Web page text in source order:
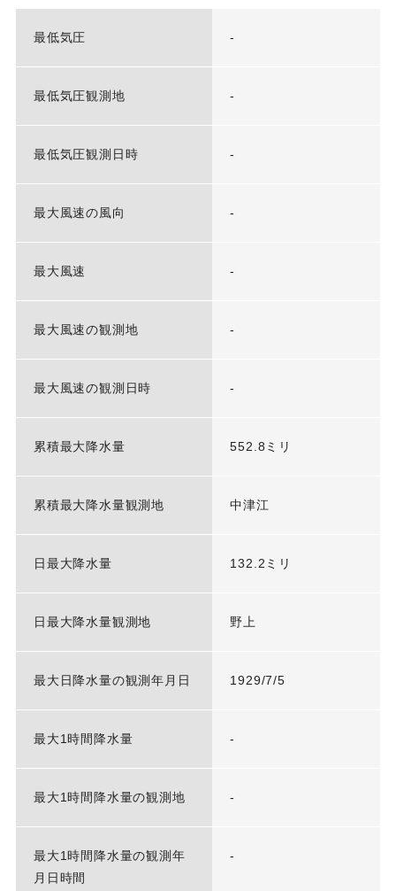
最低気圧 -
最低気圧観測地 -
最低気圧観測日時 -
最大風速の風向 -
最大風速 -
最大風速の観測地 -
最大風速の観測日時 -
累積最大降水量 552.8ミリ
累積最大降水量観測地 中津江
日最大降水量 132.2ミリ
日最大降水量観測地 野上
最大日降水量の観測年月日 1929/7/5
最大1時間降水量 -
最大1時間降水量の観測地 -
最大1時間降水量の観測年
月日時間
-